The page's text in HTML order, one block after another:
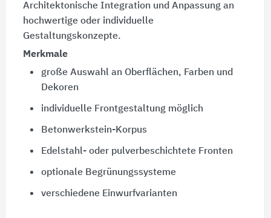
Architektonische Integration und Anpassung an
hochwertige oder individuelle
Gestaltungskonzepte.
Merkmale
große Auswahl an Oberflächen, Farben und
Dekoren
individuelle Frontgestaltung möglich
Betonwerkstein-Korpus
Edelstahl- oder pulverbeschichtete Fronten
optionale Begrünungssysteme
verschiedene Einwurfvarianten